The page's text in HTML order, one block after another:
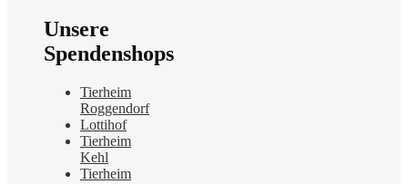
Unsere
Spendenshops
Tierheim
Roggendorf
Lottihof
Tierheim
Kehl
Tierheim